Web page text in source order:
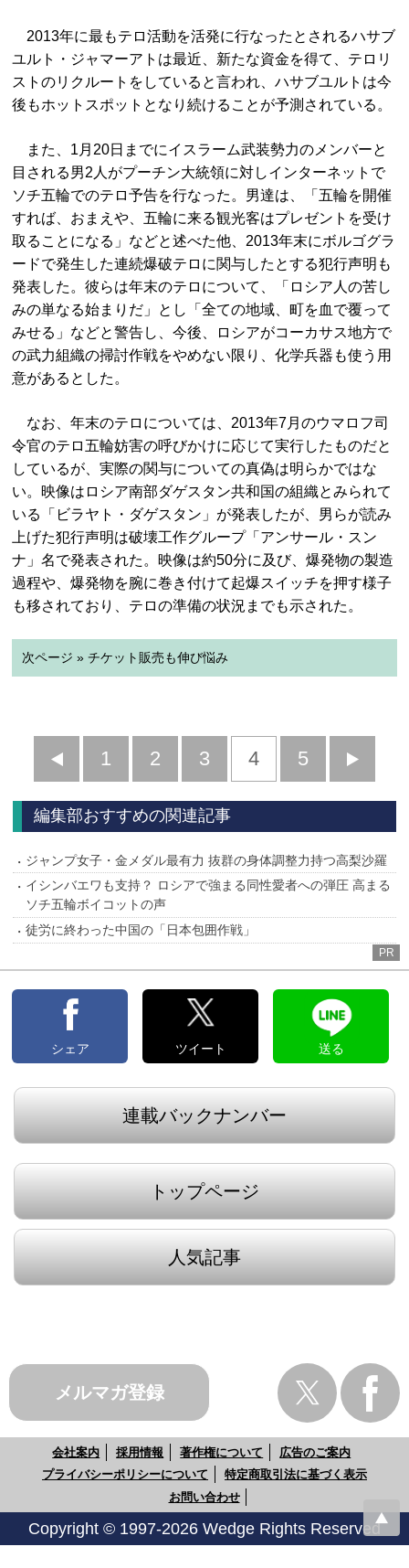
2013年に最もテロ活動を活発に行なったとされるハサブ
ユルト・ジャマーアトは最近、新たな資金を得て、テロリ
ストのリクルートをしていると言われ、ハサブユルトは今
後もホットスポットとなり続けることが予測されている。
また、1月20日までにイスラーム武装勢力のメンバーと
目される男2人がプーチン大統領に対しインターネットで
ソチ五輪でのテロ予告を行なった。男達は、「五輪を開催
すれば、おまえや、五輪に来る観光客はプレゼントを受け
取ることになる」などと述べた他、2013年末にボルゴグラ
ードで発生した連続爆破テロに関与したとする犯行声明も
発表した。彼らは年末のテロについて、「ロシア人の苦し
みの単なる始まりだ」とし「全ての地域、町を血で覆って
みせる」などと警告し、今後、ロシアがコーカサス地方で
の武力組織の掃討作戦をやめない限り、化学兵器も使う用
意があるとした。
なお、年末のテロについては、2013年7月のウマロフ司
令官のテロ五輪妨害の呼びかけに応じて実行したものだと
しているが、実際の関与についての真偽は明らかではな
い。映像はロシア南部ダゲスタン共和国の組織とみられて
いる「ビラヤト・ダゲスタン」が発表したが、男らが読み
上げた犯行声明は破壊工作グループ「アンサール・スン
ナ」名で発表された。映像は約50分に及び、爆発物の製造
過程や、爆発物を腕に巻き付けて起爆スイッチを押す様子
も移されており、テロの準備の状況までも示された。
次ページ » チケット販売も伸び悩み
前
へ
1 2 3 4 5
へ
編集部おすすめの関連記事
ジャンプ女子・金メダル最有力 抜群の身体調整力持つ高梨沙羅
イシンバエワも支持？ ロシアで強まる同性愛者への弾圧 高まる
ソチ五輪ボイコットの声
徒労に終わった中国の「日本包囲作戦」
PR
シェア ツイート 送る
連載バックナンバー
トップページ
人気記事
メルマガ登録
会社案内 採用情報 著作権について
広告のご案内
プライバシーポリシーについて
特定商取引法に基づく表示
お問い合わせ
Copyright © 1997-2026 Wedge Rights Reserved